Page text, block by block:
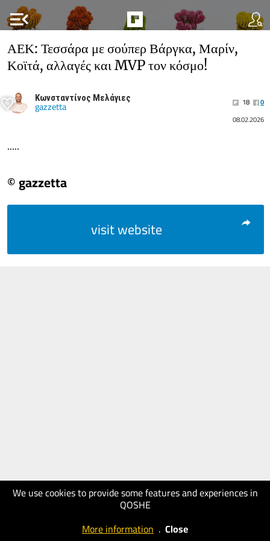
menu_open
We use cookies to provide some features and experiences in
QOSHE
More information . Close
ΑΕΚ: Τεσσάρα με σούπερ Βάργκα, Μαρίν,
Κοϊτά, αλλαγές και MVP τον κόσμο!
Κωνσταντίνος Μελάγιες
gazzetta 18
0
08.02.2026
.....
© gazzetta
visit website